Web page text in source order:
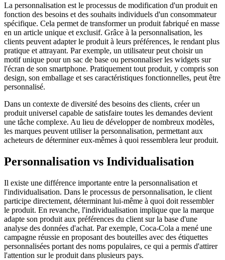
La personnalisation est le processus de modification d'un produit en
fonction des besoins et des souhaits individuels d'un consommateur
spécifique. Cela permet de transformer un produit fabriqué en masse
en un article unique et exclusif. Grâce à la personnalisation, les
clients peuvent adapter le produit à leurs préférences, le rendant plus
pratique et attrayant. Par exemple, un utilisateur peut choisir un
motif unique pour un sac de base ou personnaliser les widgets sur
l'écran de son smartphone. Pratiquement tout produit, y compris son
design, son emballage et ses caractéristiques fonctionnelles, peut être
personnalisé.
Dans un contexte de diversité des besoins des clients, créer un
produit universel capable de satisfaire toutes les demandes devient
une tâche complexe. Au lieu de développer de nombreux modèles,
les marques peuvent utiliser la personnalisation, permettant aux
acheteurs de déterminer eux-mêmes à quoi ressemblera leur produit.
Personnalisation vs Individualisation
Il existe une différence importante entre la personnalisation et
l'individualisation. Dans le processus de personnalisation, le client
participe directement, déterminant lui-même à quoi doit ressembler
le produit. En revanche, l'individualisation implique que la marque
adapte son produit aux préférences du client sur la base d'une
analyse des données d'achat. Par exemple, Coca-Cola a mené une
campagne réussie en proposant des bouteilles avec des étiquettes
personnalisées portant des noms populaires, ce qui a permis d'attirer
l'attention sur le produit dans plusieurs pays.